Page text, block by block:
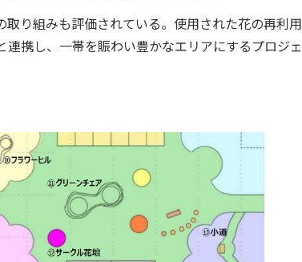
取り組みも評価されている。使用された花の再利用
携し、一帯を賑わい豊かなエリアにするプロジェ